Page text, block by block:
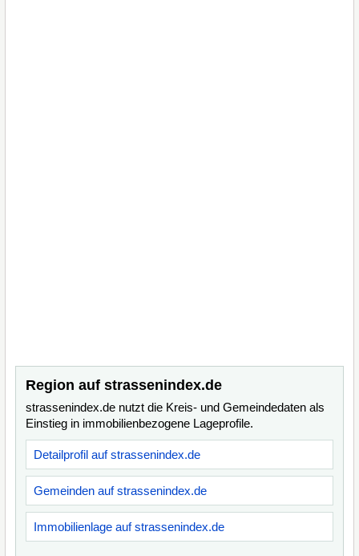
Region auf strassenindex.de
strassenindex.de nutzt die Kreis- und Gemeindedaten als
Einstieg in immobilienbezogene Lageprofile.
Detailprofil auf strassenindex.de
Gemeinden auf strassenindex.de
Immobilienlage auf strassenindex.de